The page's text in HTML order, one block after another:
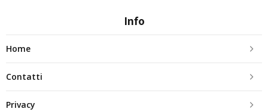
Info
Home
Contatti
Privacy